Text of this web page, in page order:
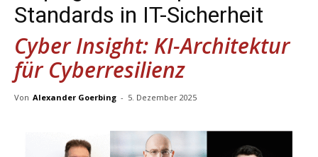
Standards in IT-Sicherheit
Cyber Insight: KI-Architektur
für Cyberresilienz
Von Alexander Goerbing - 5. Dezember 2025